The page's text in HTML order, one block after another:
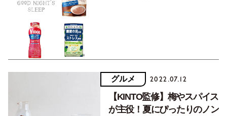
グルメ 2022.07.12
【KINTO監修】梅やスパイス
が主役！夏にぴったりのノン